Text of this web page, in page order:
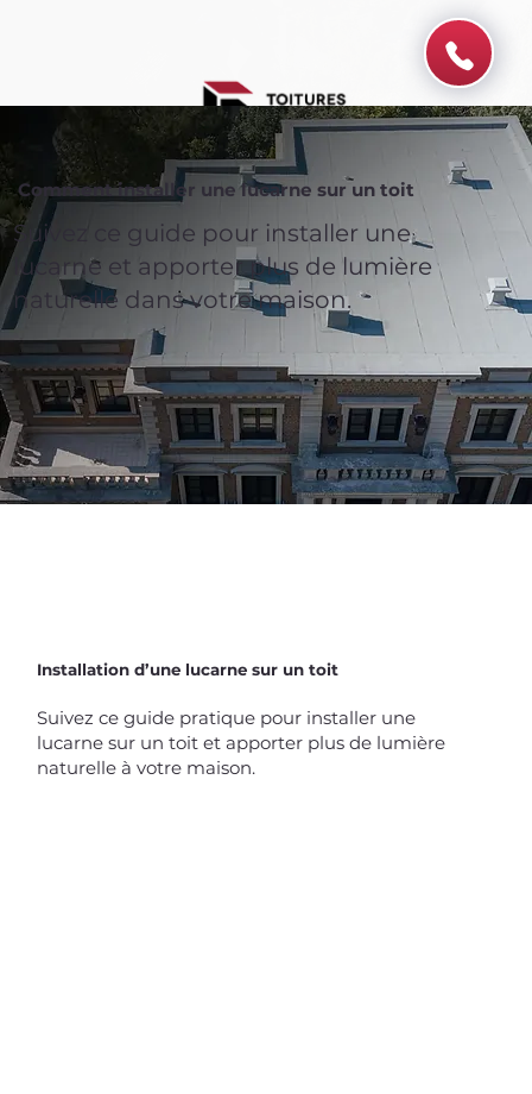
Comment installer une lucarne sur un toit
Suivez ce guide pour installer une
lucarne et apporter plus de lumière
naturelle dans votre maison.
Installation d’une lucarne sur un toit
Suivez ce guide pratique pour installer une
lucarne sur un toit et apporter plus de lumière
naturelle à votre maison.